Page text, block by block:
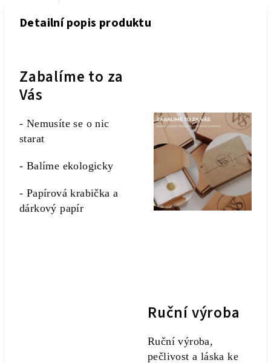
Detailní popis produktu
Zabalíme to za
Vás
- Nemusíte se o nic
starat
- Balíme ekologicky
- Papírová krabička a
dárkový papír
Ruční výroba
Ruční výroba,
pečlivost a láska ke